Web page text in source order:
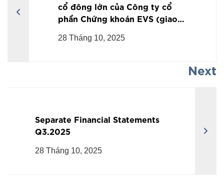
cổ đông lớn của Công ty cổ
phần Chứng khoán EVS (giao
28 Tháng 10, 2025
Next
Separate Financial Statements
Q3.2025
28 Tháng 10, 2025